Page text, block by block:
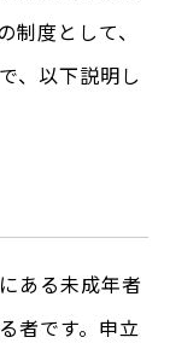
度として、
、以下説明し
ある未成年者
者です。申立